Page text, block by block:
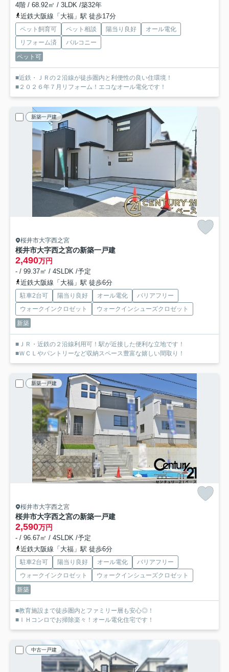
4階 / 68.92㎡ / 3LDK /築32年
近鉄大阪線「大福」駅 徒歩17分
ペット飼育可 ペット相談 陽当り良好
オール電化
リフォーム済
バルコニー
ペット可
■近鉄・ＪＲの２沿線が徒歩圏内と利便性の良い住環境！
■２０２６年７月リフォーム！エコなオール電化です！
新築一戸建
桜井市大字西之宮
桜井市大字西之宮の新築一戸建
2,490万円
- / 99.37㎡ / 4SLDK /予定
近鉄大阪線「大福」駅 徒歩6分
駐車2台可 陽当り良好 オール電化
バリアフリー
ウォークインクロゼット
ウォークインシューズクロゼット
新築
■ＪＲ・近鉄の２沿線利用可！駅が近接した便利な立地です！
■ＷＣＬやパントリーなど収納スペース豊富な嬉しい間取り！
新築一戸建
桜井市大字西之宮
桜井市大字西之宮の新築一戸建
2,590万円
- / 96.67㎡ / 4SLDK /予定
近鉄大阪線「大福」駅 徒歩6分
駐車2台可 陽当り良好 オール電化
バリアフリー
ウォークインクロゼット
ウォークインシューズクロゼット
新築
■教育施設まで徒歩圏内とファミリー層も安心◎！
■ＩＨコンロでお掃除楽々！オール電化住宅です！
中古一戸建